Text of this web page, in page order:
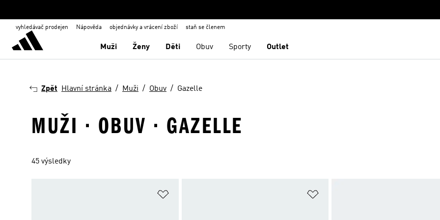
vyhledávač prodejen Nápověda objednávky a vrácení zboží staň se členem
Muži Ženy Děti Obuv Sporty Outlet
Zpět Hlavní stránka Muži Obuv Gazelle
MUŽI · OBUV · GAZELLE
45 výsledky